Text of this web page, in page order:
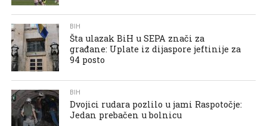
BIH
Šta ulazak BiH u SEPA znači za
građane: Uplate iz dijaspore jeftinije za
94 posto
BIH
Dvojici rudara pozlilo u jami Raspotočje:
Jedan prebačen u bolnicu